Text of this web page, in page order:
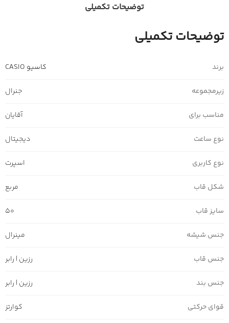
توضیحات تکمیلی
توضیحات تکمیلی
برند کاسیو CASIO
زیرمجموعه جنرال
مناسب برای آقایان
نوع ساعت دیجیتال
نوع کاربری اسپرت
شکل قاب مربع
سایز قاب 50
جنس شیشه مینرال
جنس قاب رزین | رابر
جنس بند رزین | رابر
قوای حرکتی کوارتز